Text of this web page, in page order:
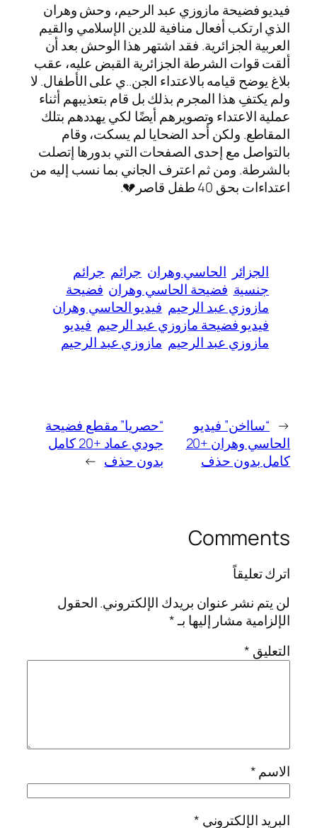
فيديو فضيحة مازوزي عبد الرحيم، وحش وهران
الذي ارتكب أفعال منافية للدين الإسلامي والقيم
العربية الجزائرية. فقد اشتهر هذا الوحش بعد أن
ألقت قوات الشرطة الجزائرية القبض عليه، عقب
بلاغ يوضح قيامه بالاعتداء الجن..ي على الأطفال. لا
ولم يكتفِ هذا المجرم بذلك بل قام بتعذيبهم أثناء
عملية الاعتداء وتصويرهم أيضًا لكي يهددهم بتلك
المقاطع. ولكن أحد الضحايا لم يسكت، وقام
بالتواصل مع إحدى الصفحات التي بدورها إتصلت
بالشرطة. ومن ثم اعترف الجاني بما نسب إليه من
اعتداءات بحق 40 طفل قاصر💔.
الجزائر الحاسي وهران جرائم جرائم
جنسية فضيحة الحاسي وهران فضيحة
مازوزي عبد الرحيم فيديو الحاسي وهران
فيديو فضيحة مازوزي عبد الرحيم فيديو
مازوزي عبد الرحيم مازوزي عبد الرحيم
← “سااخن” فيديو
الحاسي وهران +20
كامل بدون حذف
“حصريا” مقطع فضيحة
جودي عماد +20 كامل
بدون حذف →
Comments
اترك تعليقاً
لن يتم نشر عنوان بريدك الإلكتروني.الحقول
الإلزامية مشار إليها بـ*
التعليق *
الاسم*
البريد الإلكتروني *